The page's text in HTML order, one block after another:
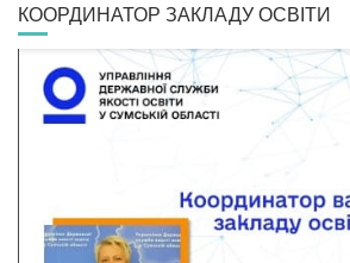
КООРДИНАТОР ЗАКЛАДУ ОСВІТИ